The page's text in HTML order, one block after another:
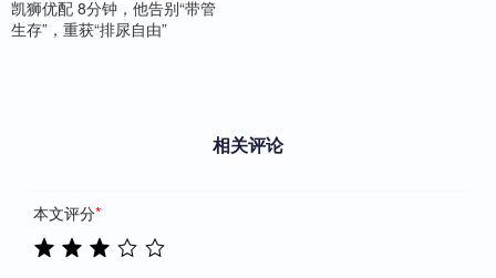
凯狮优配 8分钟，他告别“带管
生存”，重获“排尿自由”
相关评论
本文评分*